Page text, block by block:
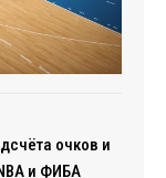
очков и
и ФИБА